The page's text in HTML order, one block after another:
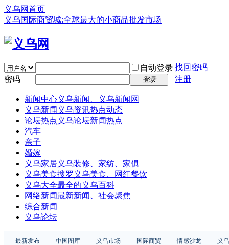
义乌网首页
义乌国际商贸城:全球最大的小商品批发市场
自动登录 找回密码
密码
登录 注册
新闻中心义乌新闻、义乌新闻网
义乌新闻 义乌资讯热点动态
论坛热点 义乌论坛新闻热点
汽车
亲子
婚嫁
义乌家居义乌装修、家纺、家俱
义乌美食搜罗义乌美食、网红餐饮
义乌大全最全的义乌百科
网络新闻最新新闻、社会聚焦
综合新闻
义乌论坛
最新发布 中国图库 义乌市场 国际商贸 情感沙龙
义